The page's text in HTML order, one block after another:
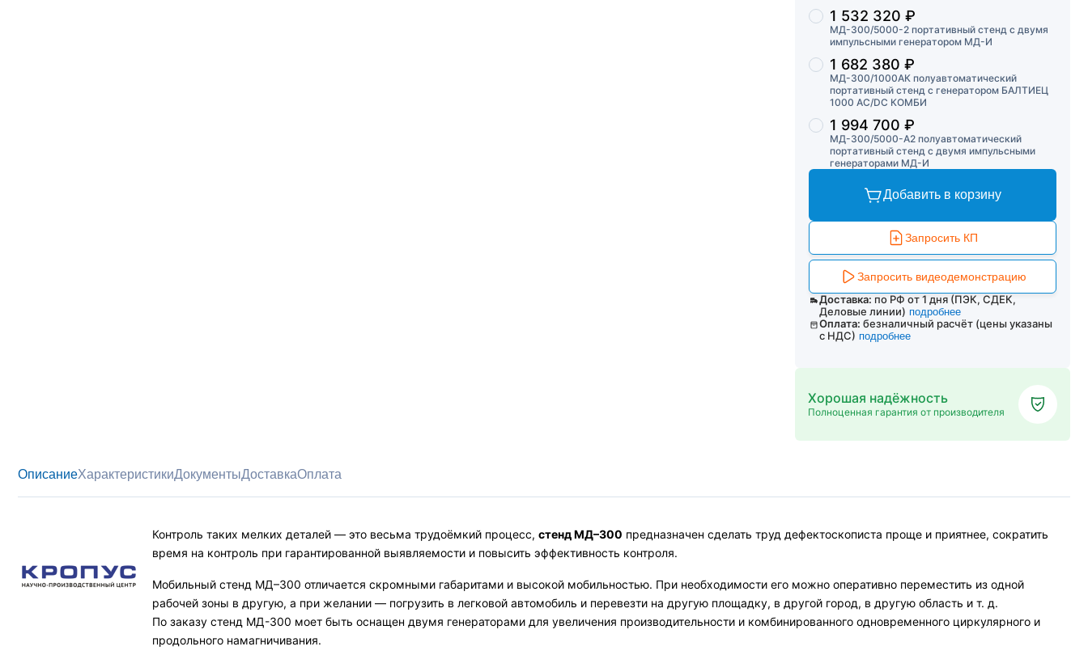
МД-300/5000-2 портативный стенд с двумя
импульсными генератором МД-И
1 532 320 ₽
МД-300/1000АК полуавтоматический
портативный стенд с генератором БАЛТИЕЦ
1000 АС/DC КОМБИ
1 682 380 ₽
МД-300/5000-А2 полуавтоматический
портативный стенд с двумя импульсными
генераторами МД-И
1 994 700 ₽
Добавить в корзину
Запросить КП
Запросить видеодемонстрацию
Доставка: по РФ от 1 дня (ПЭК, СДЕК,
Деловые линии) подробнее
Оплата: безналичный расчёт (цены указаны
с НДС) подробнее
Хорошая надёжность
Полноценная гарантия от производителя
ОписаниеХарактеристикиДокументыДоставкаОплата
Контроль таких мелких деталей — это весьма трудоёмкий процесс, стенд МД–300 предназначен сделать труд дефектоскописта проще и приятнее, сократить
время на контроль при гарантированной выявляемости и повысить эффективность контроля.
Мобильный стенд МД–300 отличается скромными габаритами и высокой мобильностью. При необходимости его можно оперативно переместить из одной
рабочей зоны в другую, а при желании — погрузить в легковой автомобиль и перевезти на другую площадку, в другой город, в другую область и т. д.
По заказу стенд МД-300 моет быть оснащен двумя генераторами для увеличения производительности и комбинированного одновременного циркулярного и
продольного намагничивания.